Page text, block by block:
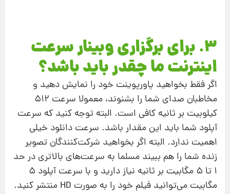
3. برای برگزاری وبینار سرعت
اینترنت ما چقدر باید باشد؟
اگر فقط بخواهید پاورپوینت خود را نمایش دهید و
مخاطبان صدای شما را بشنوند، معمولا سرعت 512
کیلوبیت بر ثانیه کافی است. البته توجه کنید که سرعت
آپلود شما باید این مقدار باشد. سرعت دانلود خیلی
اهمیت ندارد. البته اگر بخواهید شرکت‌کنندگان تصویر
زنده شما را هم ببیند مسلما به سرعت‌های بالاتری در حد
1 تا 5 مگابیت بر ثانیه نیاز دارید و با سرعت آپلود 5
مگابیت می‌توانید فیلم خود را به صورت HD منتشر کنید.